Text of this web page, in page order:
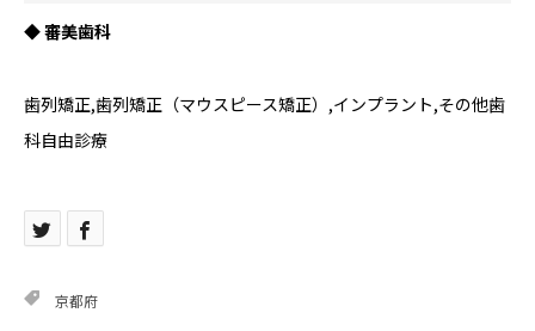
◆ 審美歯科
歯列矯正,歯列矯正（マウスピース矯正）,インプラント,その他歯
科自由診療
京都府